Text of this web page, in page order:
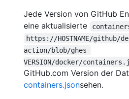
Jede Version von GitHub
eine aktualisierte
https://HOSTNAME/github/
action/blob/ghes-
VERSION/docker/
GitHub.com Version der
containers.jsonsehen.